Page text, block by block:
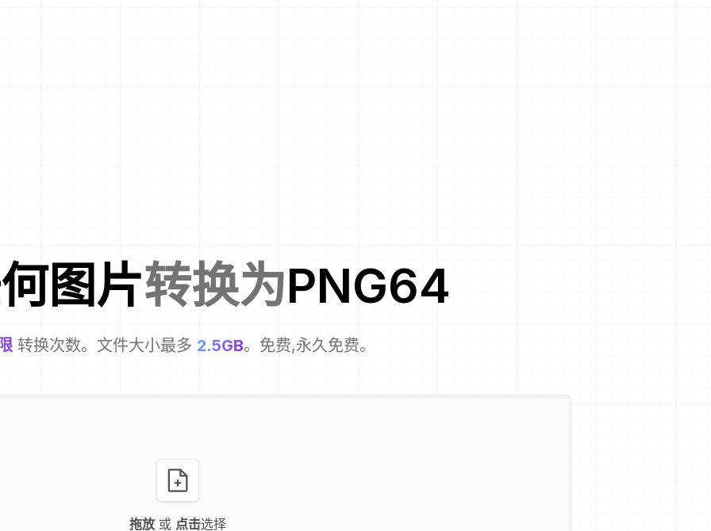
图片转换为PNG64
转换次数。文件大小最多 2.5GB。免费,永久免费。
拖放 或 点击选择